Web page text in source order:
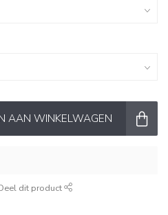
AAN WINKELWAGEN
dit product